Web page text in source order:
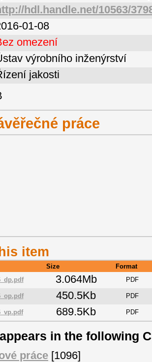
hdl.handle.net/10563/
01-08
omezení
výrobního inženýrství
jakosti
práce
item
Size
Format
3.064Mb PDF
450.5Kb PDF
689.5Kb PDF
in the following
práce [1096]